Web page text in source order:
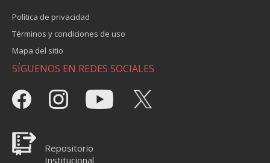
Política de privacidad
Términos y condiciones de uso
Mapa del sitio
SÍGUENOS EN REDES SOCIALES
Repositorio
Institucional